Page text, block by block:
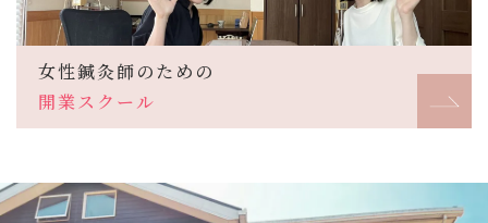
女性鍼灸師のための
開業スクール